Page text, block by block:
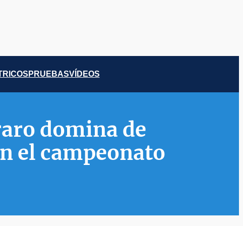
PRUEBASVÍDEOS
domina de
el campeonato